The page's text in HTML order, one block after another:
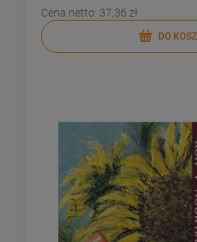
Cena netto: 37,36 zł
DO